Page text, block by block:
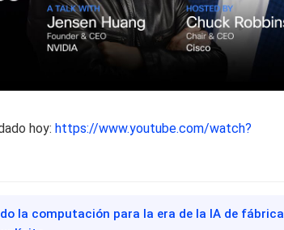
hoy: https://www.youtube.com/watch?
la computación para la era de la IA de fábrica